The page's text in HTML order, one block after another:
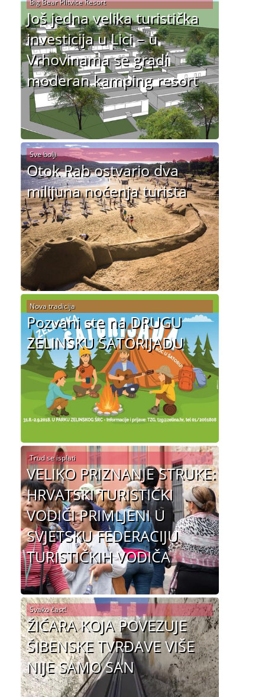
Još jedna velika turistička
investicija u Lici – u
Vrhovinama se gradi
moderan kamping resort
Big Bear Plitvice Resort
Otok Rab ostvario dva
milijuna noćenja turista
Sve bolji
Pozvani ste na DRUGU
ZELINSKU ŠATORIJADU
Nova tradicija
VELIKO PRIZNANJE STRUKE:
HRVATSKI TURISTIČKI
VODIČI PRIMLJENI U
SVJETSKU FEDERACIJU
TURISTIČKIH VODIČA
Trud se isplati
ŽIČARA KOJA POVEZUJE
ŠIBENSKE TVRĐAVE VIŠE
NIJE SAMO SAN
Svako čast!